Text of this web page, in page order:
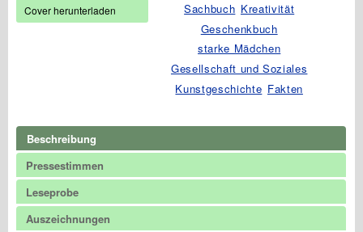
Cover herunterladen Sachbuch Kreativität
Geschenkbuch
starke Mädchen
Gesellschaft und Soziales
Kunstgeschichte Fakten
Beschreibung
Pressestimmen
Leseprobe
Auszeichnungen